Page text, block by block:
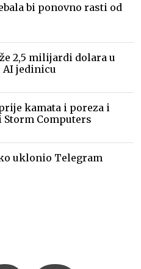
bi ponovno rasti od
2,5 milijardi dolara u
jedinicu
kamata i poreza i
Storm Computers
uklonio Telegram